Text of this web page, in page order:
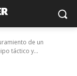
de un
táctico y...